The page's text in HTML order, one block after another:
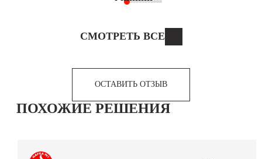
СМОТРЕТЬ ВСЕ
ОСТАВИТЬ ОТЗЫВ
ПОХОЖИЕ РЕШЕНИЯ